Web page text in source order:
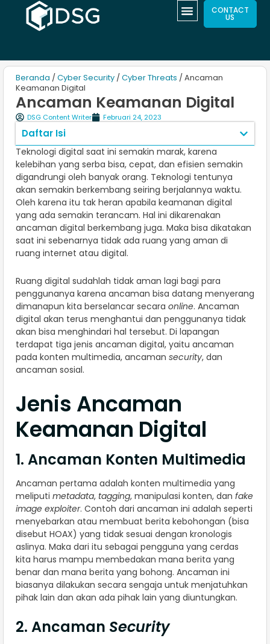
CONTACT
US
Beranda / Cyber Security / Cyber Threats / Ancaman
Keamanan Digital
Ancaman Keamanan Digital
DSG Content Writer Februari 24, 2023
Daftar Isi
Teknologi digital saat ini semakin marak, karena
kelebihan yang serba bisa, cepat, dan efisien semakin
digandrungi oleh banyak orang. Teknologi tentunya
akan semakin berkembang seiring berjalannya waktu.
Oleh karena itu tak heran apabila keamanan digital
yang ada semakin terancam. Hal ini dikarenakan
ancaman digital berkembang juga. Maka bisa dikatakan
saat ini sebenarnya tidak ada ruang yang aman di
ruang internet atau digital.
Ruang digital sudahlah tidak aman lagi bagi para
penggunanya karena ancaman bisa datang menyerang
dimanapun kita berselancar secara online. Ancaman
digital akan terus menghantui dan penggunanya tidak
akan bisa menghindari hal tersebut. Di lapangan
terdapat tiga jenis ancaman digital, yaitu ancaman
pada konten multimedia, ancaman security, dan
ancaman sosial.
Jenis Ancaman
Keamanan Digital
1. Ancaman Konten Multimedia
Ancaman pertama adalah konten multimedia yang
meliputi metadata, tagging, manipulasi konten, dan fake
image exploiter. Contoh dari ancaman ini adalah seperti
menyebarkan atau membuat berita kebohongan (bisa
disebut HOAX) yang tidak sesuai dengan kronologis
aslinya. Maka dari itu sebagai pengguna yang cerdas
kita harus mampu membedakan mana berita yang
benar dan mana berita yang bohong. Ancaman ini
biasanya dilakukan secara sengaja untuk menjatuhkan
pihak lain dan akan ada pihak lain yang diuntungkan.
2. Ancaman Security